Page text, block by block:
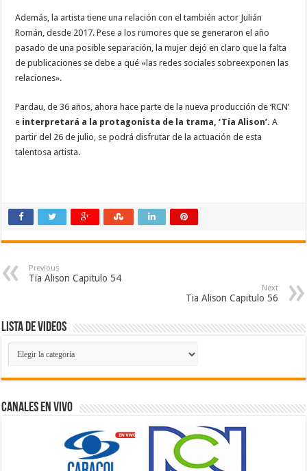
Además, la artista tiene una relación con el también actor Julián
Román, desde 2017. Pese a los rumores que se generaron el año
pasado de una posible separación, la mujer dejó en claro que la falta
de publicaciones se debe a qué «las redes sociales sobreexponen las
relaciones».
Pardau, de 36 años, ahora hace parte de la nueva producción de ‘RCN’
e interpretará a la protagonista de la trama, ‘Tía Alison’. A
partir del 26 de julio, se podrá disfrutar de la actuación de esta
talentosa artista.
Previous
Tia Alison Capitulo 54
Next
Tia Alison Capitulo 56
Lista de Videos
Lista
de
Videos
Canales En Vivo